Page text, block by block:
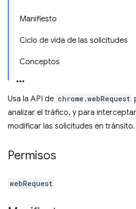
Manifiesto
Ciclo de vida de las solicitudes
Conceptos
Usa la API de chrome.webRequest
analizar el tráfico, y para
modificar las solicitudes en tránsito.
Permisos
webRequest